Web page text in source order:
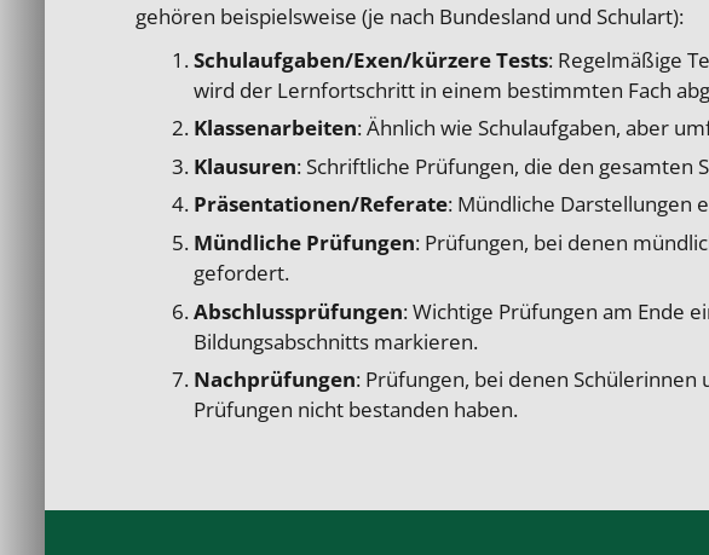
gehören beispielsweise (je nach Bundesland und Schulart):
Schulaufgaben/Exen/kürzere Tests: Regelmäßige
wird der Lernfortschritt in einem bestimmten Fach
Klassenarbeiten: Ähnlich wie Schulaufgaben, aber
Klausuren: Schriftliche Prüfungen, die den gesamten
Präsentationen/Referate: Mündliche Darstellungen
Mündliche Prüfungen: Prüfungen, bei denen
gefordert.
Abschlussprüfungen: Wichtige Prüfungen am Ende
Bildungsabschnitts markieren.
Nachprüfungen: Prüfungen, bei denen
Prüfungen nicht bestanden haben.